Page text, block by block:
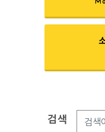
검색옵션
검색